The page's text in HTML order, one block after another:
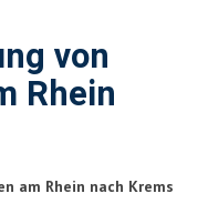
von
Rhein
am Rhein nach Krems